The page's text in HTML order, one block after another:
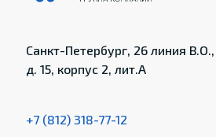
Санкт-Петербург, 26 линия В.О.,
д. 15, корпус 2, лит.А
+7 (812) 318-77-12